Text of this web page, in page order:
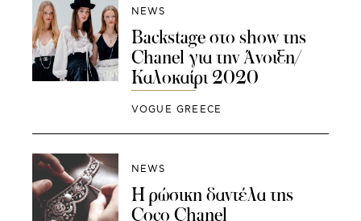
NEWS
Backstage στο show της
Chanel για την Άνοιξη/
Καλοκαίρι 2020
VOGUE GREECE
NEWS
Η ρώσικη δαντέλα της
Coco Chanel